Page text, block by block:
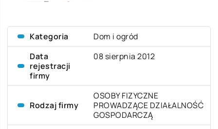
Kategoria
Dom i ogród
Data
rejestracji
firmy
08 sierpnia 2012
Rodzaj firmy
OSOBY FIZYCZNE
PROWADZĄCE DZIAŁALNOŚĆ
GOSPODARCZĄ